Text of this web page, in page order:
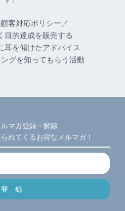
客対応ポリシー／
目的達成を販売する
耳を傾けたアドバイス
グを知ってもらう活動
マガ登録・解除
れてくるお得なメルマガ！